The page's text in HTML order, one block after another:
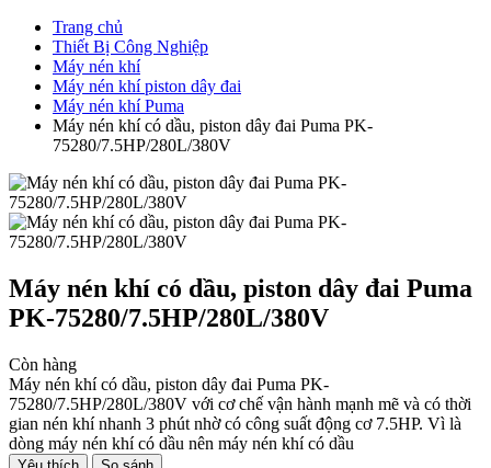
Trang chủ
Thiết Bị Công Nghiệp
Máy nén khí
Máy nén khí piston dây đai
Máy nén khí Puma
Máy nén khí có dầu, piston dây đai Puma PK-
75280/7.5HP/280L/380V
Máy nén khí có dầu, piston dây đai Puma
PK-75280/7.5HP/280L/380V
Còn hàng
Máy nén khí có dầu, piston dây đai Puma PK-
75280/7.5HP/280L/380V với cơ chế vận hành mạnh mẽ và có thời
gian nén khí nhanh 3 phút nhờ có công suất động cơ 7.5HP. Vì là
dòng máy nén khí có dầu nên máy nén khí có dầu